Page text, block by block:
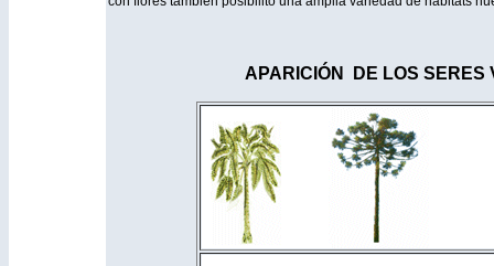
APARICIÓN DE LOS SERES